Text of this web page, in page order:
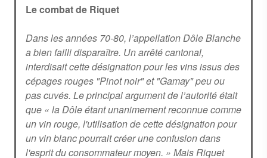
Le combat de Riquet
Dans les années 70-80, l’appellation Dôle Blanche
a bien failli disparaître. Un arrêté cantonal,
interdisait cette désignation pour les vins issus des
cépages rouges "Pinot noir" et "Gamay" peu ou
pas cuvés. Le principal argument de l’autorité était
que « la Dôle étant unanimement reconnue comme
un vin rouge, l'utilisation de cette désignation pour
un vin blanc pourrait créer une confusion dans
l'esprit du consommateur moyen. » Mais Riquet